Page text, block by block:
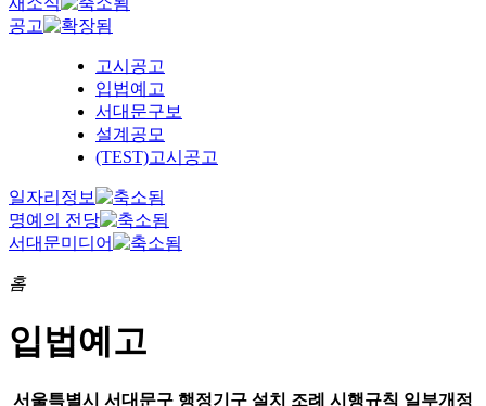
공고
고시공고
입법예고
서대문구보
설계공모
(TEST)고시공고
일자리정보
명예의 전당
서대문미디어
홈
입법예고
서울특별시 서대문구 행정기구 설치 조례 시행규칙 일부개정